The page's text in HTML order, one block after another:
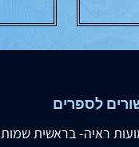
לספרים
ראיה- בראשית שמות